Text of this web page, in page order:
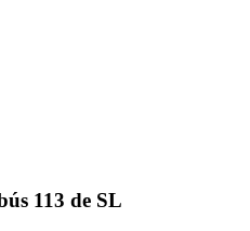
113 de SL